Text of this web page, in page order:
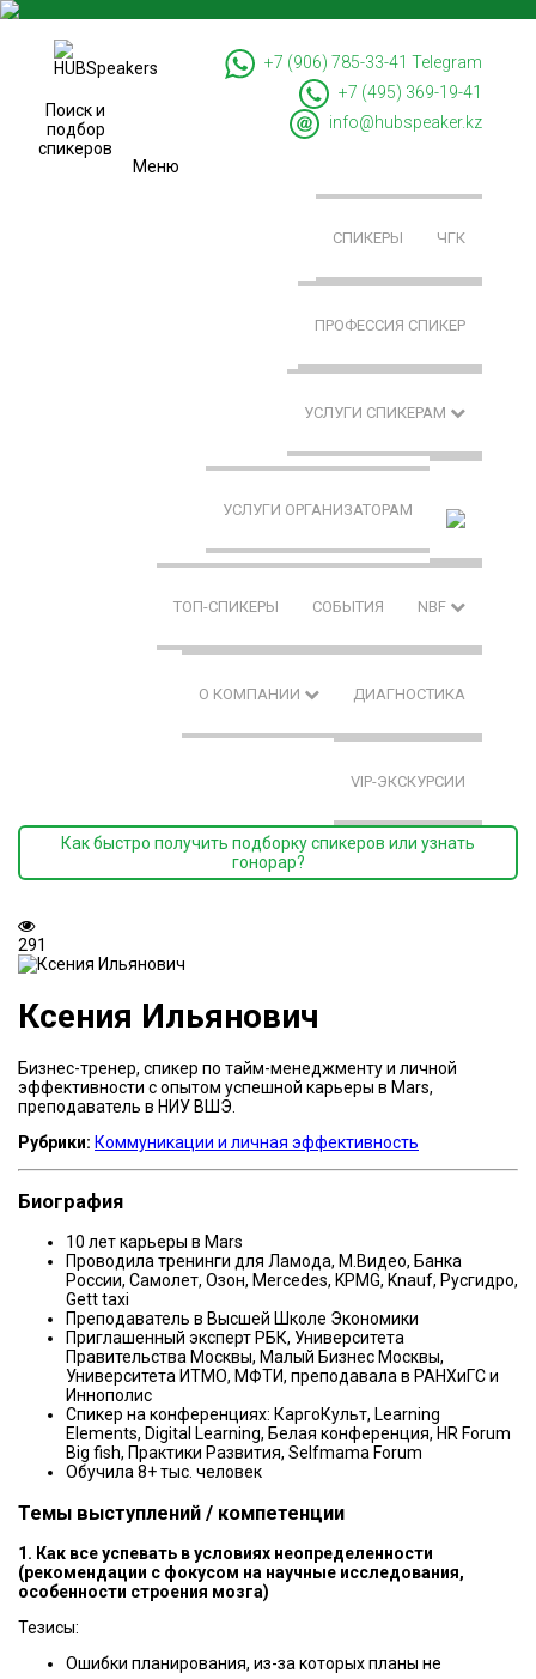
Поиск и
подбор
спикеров
+7 (906) 785-33-41 Telegram
+7 (495) 369-19-41
info@hubspeaker.kz
Меню
СПИКЕРЫ ЧГК
ПРОФЕССИЯ СПИКЕР
УСЛУГИ СПИКЕРАМ
УСЛУГИ ОРГАНИЗАТОРАМ
ТОП-СПИКЕРЫ СОБЫТИЯ NBF
О КОМПАНИИ ДИАГНОСТИКА
VIP-ЭКСКУРСИИ
Как быстро получить подборку спикеров или узнать
гонорар?
291
Ксения Ильянович
Бизнес-тренер, спикер по тайм-менеджменту и личной
эффективности с опытом успешной карьеры в Mars,
преподаватель в НИУ ВШЭ.
Рубрики: Коммуникации и личная эффективность
Биография
10 лет карьеры в Mars
Проводила тренинги для Ламода, М.Видео, Банка
России, Самолет, Озон, Mercedes, KPMG, Knauf, Русгидро,
Gett taxi
Преподаватель в Высшей Школе Экономики
Приглашенный эксперт РБК, Университета
Правительства Москвы, Малый Бизнес Москвы,
Университета ИТМО, МФТИ, преподавала в РАНХиГС и
Иннополис
Спикер на конференциях: КаргоКульт, Learning
Elements, Digital Learning, Белая конференция, HR Forum
Big fish, Практики Развития, Selfmama Forum
Обучила 8+ тыс. человек
Темы выступлений / компетенции
1. Как все успевать в условиях неопределенности
(рекомендации с фокусом на научные исследования,
особенности строения мозга)
Тезисы:
Ошибки планирования, из-за которых планы не